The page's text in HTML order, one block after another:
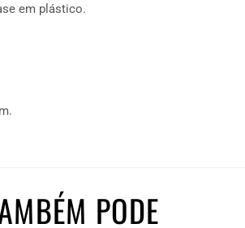
em plástico.
PODE